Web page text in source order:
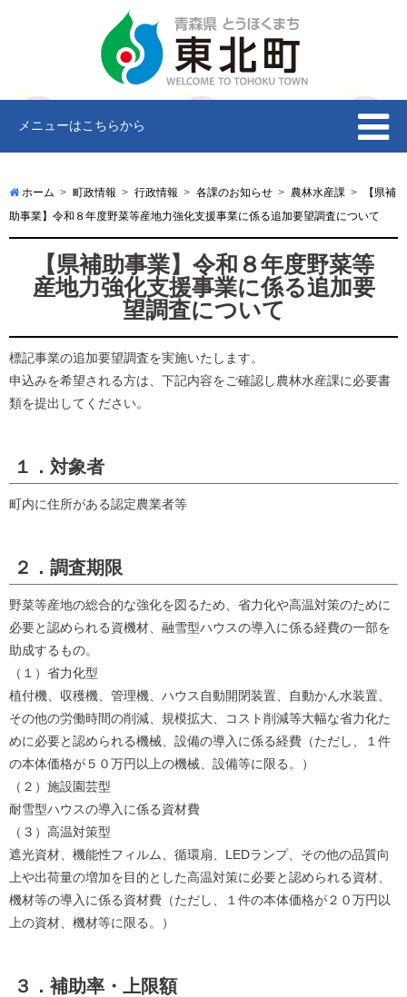
メニューはこちらから
ホーム 町政情報 行政情報 各課のお知らせ 農林水産課
【県補
助事業】令和８年度野菜等産地力強化支援事業に係る追加要望調査について
【県補助事業】令和８年度野菜等
産地力強化支援事業に係る追加要
望調査について
標記事業の追加要望調査を実施いたします。
申込みを希望される方は、下記内容をご確認し農林水産課に必要書
類を提出してください。
１．対象者
町内に住所がある認定農業者等
２．調査期限
野菜等産地の総合的な強化を図るため、省力化や高温対策のために
必要と認められる資機材、融雪型ハウスの導入に係る経費の一部を
助成するもの。
（１）省力化型
植付機、収穫機、管理機、ハウス自動開閉装置、自動かん水装置、
その他の労働時間の削減、規模拡大、コスト削減等大幅な省力化た
めに必要と認められる機械、設備の導入に係る経費（ただし、１件
の本体価格が５０万円以上の機械、設備等に限る。）
（２）施設園芸型
耐雪型ハウスの導入に係る資材費
（３）高温対策型
遮光資材、機能性フィルム、循環扇、LEDランプ、その他の品質向
上や出荷量の増加を目的とした高温対策に必要と認められる資材、
機材等の導入に係る資材費（ただし、１件の本体価格が２０万円以
上の資材、機材等に限る。）
３．補助率・上限額